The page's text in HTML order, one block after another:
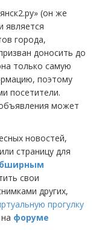
(он же
является
города,
доносить до
только самую
поэтому
посетители.
может
новостей,
страницу для
свои
других,
прогулку
форуме